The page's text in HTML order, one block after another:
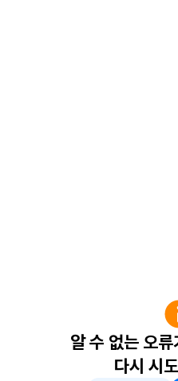
알 수 없는 오
다시 시